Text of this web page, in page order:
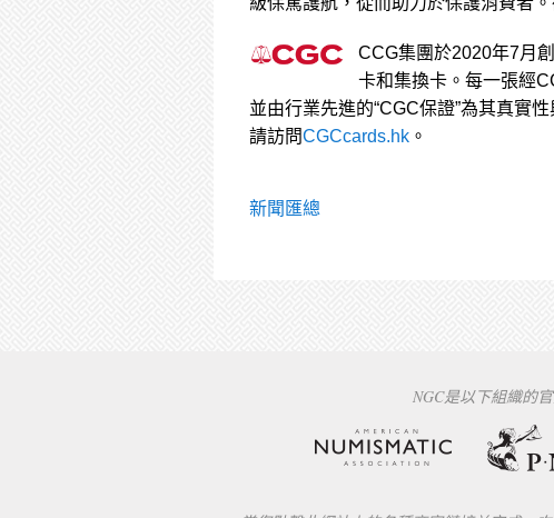
CCG集團於2020年7月
卡和集換卡。每一張經
並由行業先進的“CGC保證”為其真實
請訪問CGCcards.hk 。
新聞匯總
NGC是以下組織的